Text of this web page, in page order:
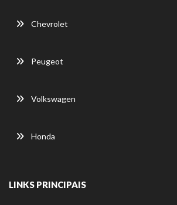
Chevrolet
Peugeot
Volkswagen
Honda
LINKS PRINCIPAIS